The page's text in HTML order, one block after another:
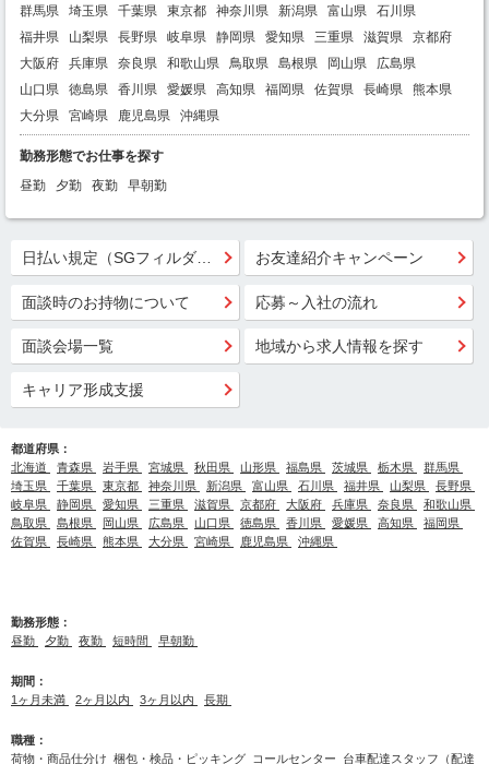
群馬県
埼玉県 千葉県 東京都 神奈川県 新潟県 富山県
石川県
福井県
山梨県 長野県 岐阜県 静岡県 愛知県 三重県 滋賀県
京都府
大阪府
兵庫県 奈良県 和歌山県 鳥取県 島根県 岡山県
広島県
山口県
徳島県 香川県 愛媛県 高知県 福岡県 佐賀県 長崎県
熊本県
大分県
宮崎県 鹿児島県 沖縄県
勤務形態でお仕事を探す
昼勤
夕勤 夜勤 早朝勤
日払い規定（SGフィルダー） お友達紹介キャンペーン
面談時のお持物について 応募～入社の流れ
面談会場一覧 地域から求人情報を探す
キャリア形成支援
都道府県：
北海道
青森県 岩手県 宮城県 秋田県 山形県 福島県 茨城県 栃木県
群馬県
埼玉県
千葉県 東京都 神奈川県 新潟県 富山県 石川県 福井県 山梨県
長野県
岐阜県
静岡県 愛知県 三重県 滋賀県 京都府 大阪府 兵庫県 奈良県
和歌山県
鳥取県
島根県 岡山県 広島県 山口県 徳島県 香川県 愛媛県 高知県
福岡県
佐賀県
長崎県 熊本県 大分県 宮崎県 鹿児島県 沖縄県
勤務形態：
昼勤
夕勤 夜勤 短時間 早朝勤
期間：
1ヶ月未満
2ヶ月以内 3ヶ月以内 長期
職種：
荷物・商品仕分け 梱包・検品・ピッキング コールセンター 台車配達スタッフ（配達